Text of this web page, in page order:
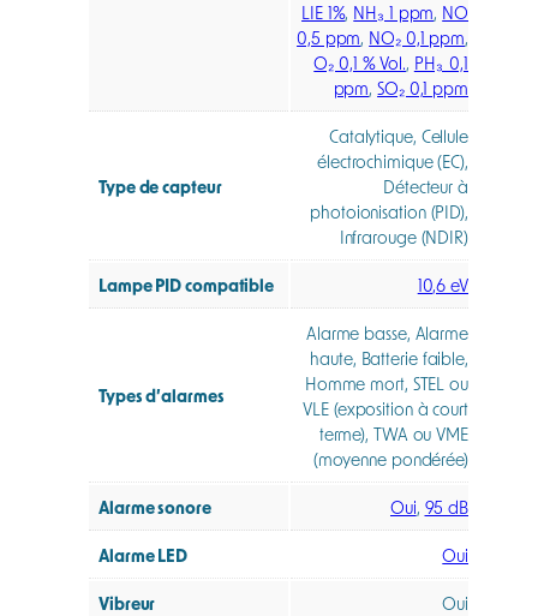
LIE 1%, NH₃ 1 ppm, NO
0,5 ppm, NO₂ 0,1 ppm,
O₂ 0,1 % Vol., PH₃ 0,1
ppm,SO₂ 0,1 ppm
Type de capteur
Catalytique, Cellule
électrochimique (EC),
Détecteur à
photoionisation (PID),
Infrarouge (NDIR)
Lampe PID compatible 10,6 eV
Types d’alarmes
Alarme basse, Alarme
haute, Batterie faible,
Homme mort, STEL ou
VLE (exposition à court
terme), TWA ou VME
(moyenne pondérée)
Alarme sonore Oui, 95 dB
Alarme LED Oui
Vibreur Oui